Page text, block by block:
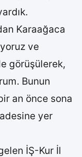
Karaağaca
ve
görüşülerek,
Bunun
an önce sona
yer
İŞ-Kur İl